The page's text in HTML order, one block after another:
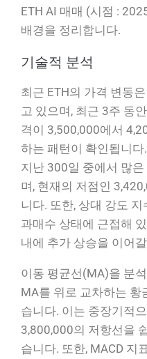
ETH AI 매매 (시점 :
배경을 정리합니다.
기술적 분석
최근 ETH의 가격 변동
고 있으며, 최근 3주 동
격이 3,500,000에서
하는 패턴이 확인됩니
지난 300일 중에서 많
며, 현재의 저점인
니다. 또한, 상대 강도
과매수 상태에 근접해
내에 추가 상승을 이어
이동 평균선(MA)을 분
MA를 위로 교차하는 황
습니다. 이는 중장기적
3,800,000의 저항선을
습니다. 또한, MACD 지